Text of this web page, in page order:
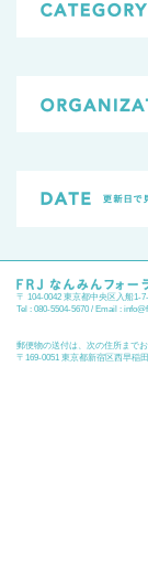
〒 104-0042 東京都中央区入船1-
Tel : 080-5504-5670 / Email :
郵便物の送付は、次の住所までお
〒169-0051 東京都新宿区西早稲